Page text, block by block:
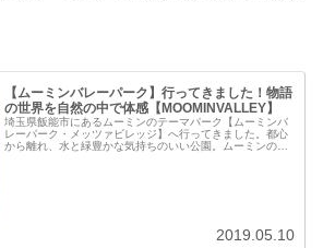
【ムーミンバレーパーク】行ってきました！物語
の世界を自然の中で体感【MOOMINVALLEY】
埼玉県飯能市にあるムーミンのテーマパーク【ムーミンバ
レーパーク・メッツァビレッジ】へ行ってきました。都心
から離れ、水と緑豊かな気持ちのいい公園。ムーミンの物
2019.05.10